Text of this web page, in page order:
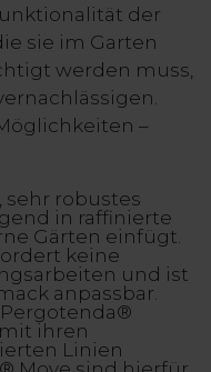
der
sie im Garten
werden muss,
–
sehr robustes
in raffinierte
Gärten einfügt.
keine
und ist
anpassbar.
ihren
Linien